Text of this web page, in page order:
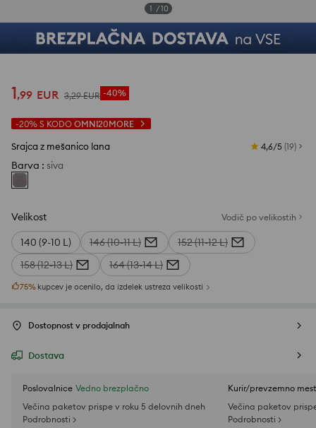
1 /10
1,99 EUR 3,29 EUR -40%
-20% S KODO OMNI20MORE
Srajca z mešanico lana 4,6/5 (19)
Barva : siva
Velikost Vodič po velikostih
140 (9-10 L) 146 (10-11 L)
152 (11-12 L)
158 (12-13 L)
164 (13-14 L)
75% kupcev je ocenilo, da izdelek ustreza velikosti
Dostopnost v prodajalnah
Dostava
Poslovalnice Vedno brezplačno
Večina paketov prispe v roku 5 delovnih dneh
Podrobnosti >
Kurir/prevzemno
Večina paketov
Podrobnosti >